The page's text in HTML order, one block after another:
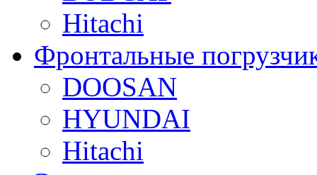
Hitachi
Фронтальные
DOOSAN
HYUNDAI
Hitachi